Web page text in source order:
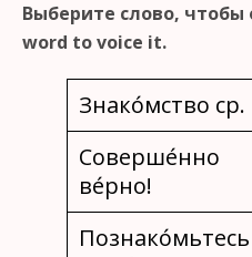
Выберите слово, чтобы
word to voice it.
Знако́мство ср.
Соверше́нно
ве́рно!
Познако́мьтесь